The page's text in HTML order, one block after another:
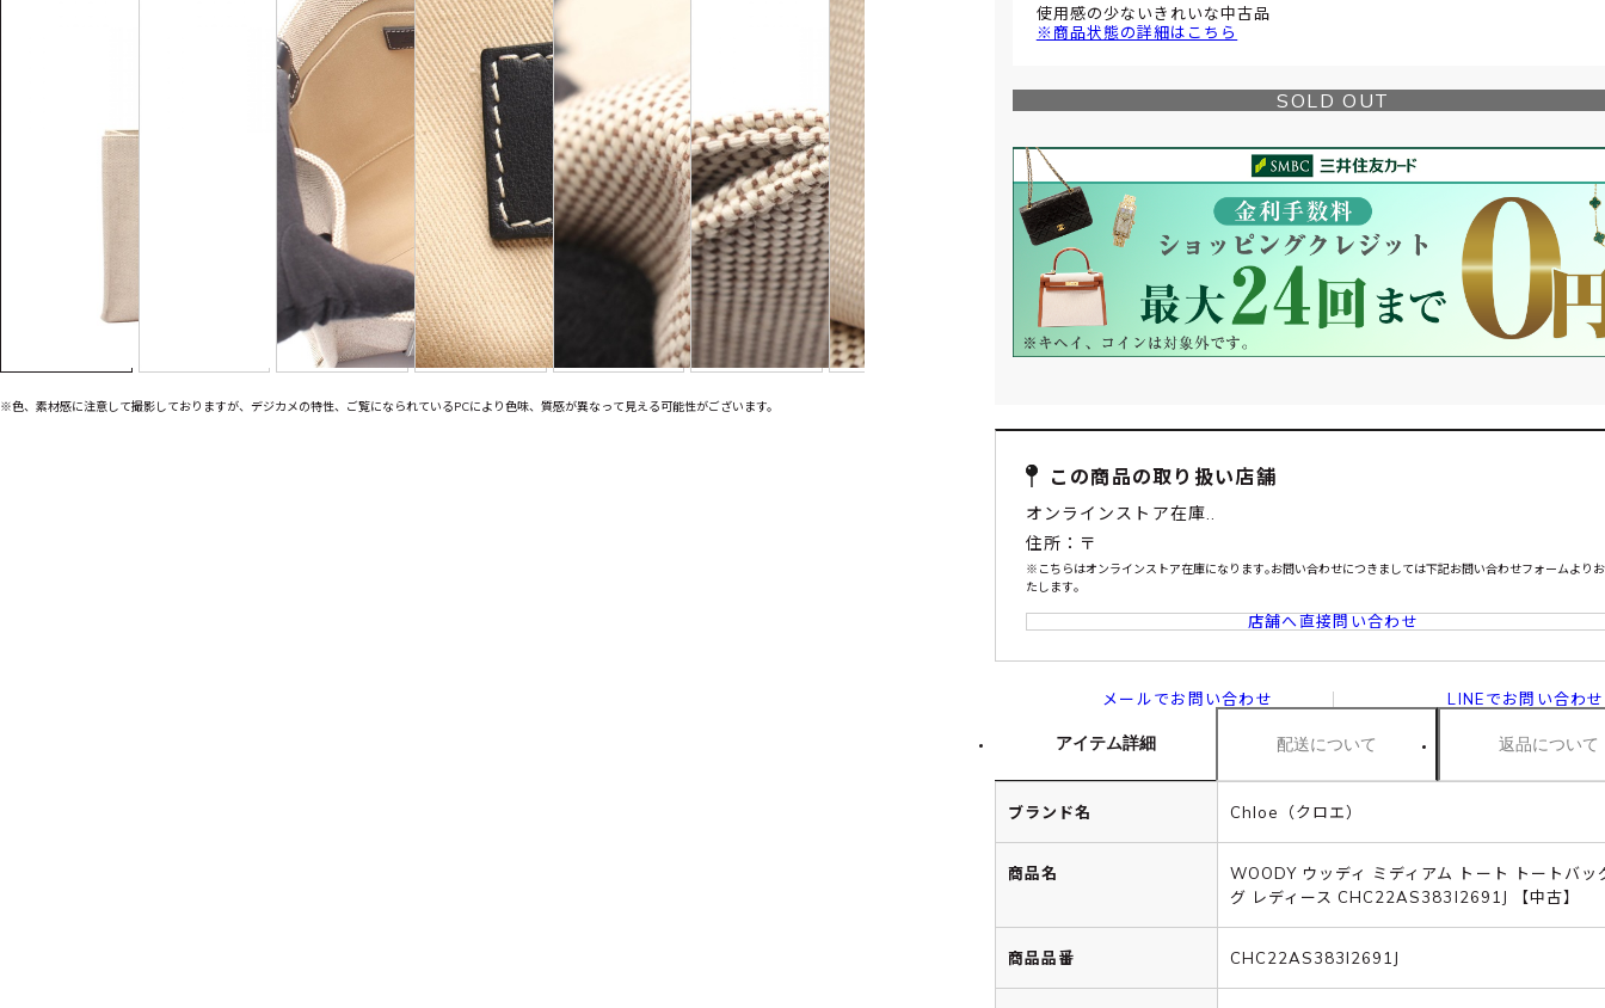
※色、素材感に注意して撮影しておりますが、デジカメの特性、ご覧になられているPCにより色味、質感が異なって見える可能性がございます。
使用感の少ないきれいな中古品
※商品状態の詳細はこちら
SOLD OUT
この商品の取り扱い店舗
オンラインストア在庫..
住所：〒
※こちらはオンラインストア在庫になります｡お問い合わせにつきましては下記お問い合わせフォームより
たします｡
店舗へ直接問い合わせ
メールでお問い合わせ LINEでお問い合わせ
アイテム詳細 配送について 返品について
ブランド名 Chloe（クロエ）
商品名
WOODY ウッディ ミディアム トート トートバッ
グ レディース CHC22AS383I2691J 【中古】
商品品番 CHC22AS383I2691J